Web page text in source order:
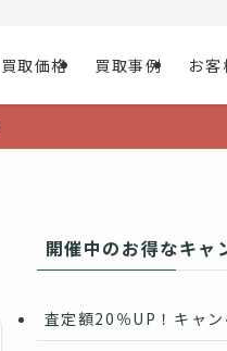
買取価格 買取事例 お客
開催中のお得なキャ
査定額20％UP！キャン